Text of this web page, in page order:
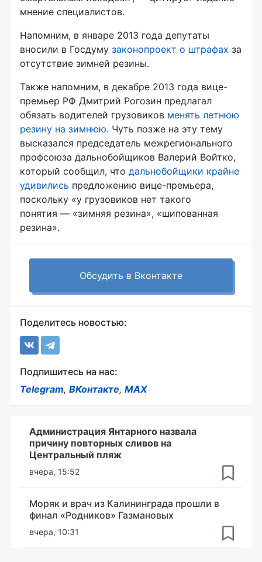
мнение специалистов.
Напомним, в январе 2013 года депутаты
вносили в Госдуму законопроект о штрафах за
отсутствие зимней резины.
Также напомним, в декабре 2013 года вице-
премьер РФ Дмитрий Рогозин предлагал
обязать водителей грузовиков менять летнюю
резину на зимнюю. Чуть позже на эту тему
высказался председатель межрегионального
профсоюза дальнобойщиков Валерий Войтко,
который сообщил, что дальнобойщики крайне
удивились предложению вице-премьера,
поскольку «у грузовиков нет такого
понятия — «зимняя резина», «шипованная
резина».
Обсудить в Вконтакте
Поделитесь новостью:
Подпишитесь на нас:
Telegram, ВКонтакте, MAX
Администрация Янтарного назвала
причину повторных сливов на
Центральный пляж
вчера, 15:52
Моряк и врач из Калининграда прошли в
финал «Родников» Газмановых
вчера, 10:31